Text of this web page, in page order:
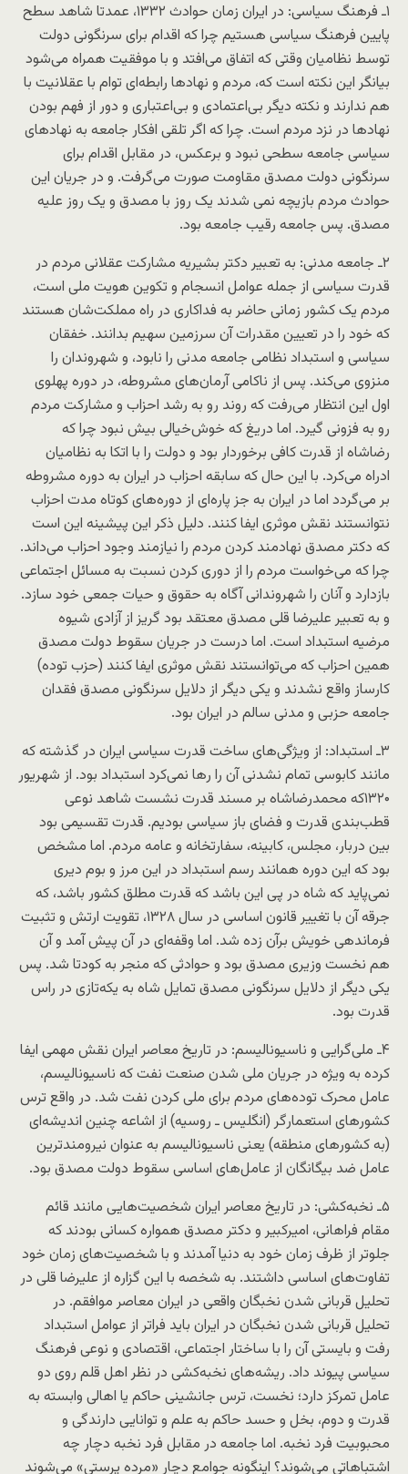
۱ـ فرهنگ سیاسی: در ایران زمان حوادث ۱۳۳۲، عمدتا شاهد سطح
پایین فرهنگ سیاسی هستیم چرا که اقدام برای سرنگونی دولت
توسط نظامیان وقتی که اتفاق می‌افتد و با موفقیت همراه می‌شود
بیانگر این نکته است که، مردم و نهادها رابطه‌ای توام با عقلانیت با
هم ندارند و نکته دیگر بی‌اعتمادی و بی‌اعتباری و دور از فهم بودن
نهادها در نزد مردم است. چرا که اگر تلقی افکار جامعه به نهادهای
سیاسی جامعه سطحی نبود و برعکس، در مقابل اقدام برای
سرنگونی دولت مصدق مقاومت صورت می‌گرفت. و در جریان این
حوادث مردم بازیچه نمی شدند یک روز با مصدق و یک روز علیه
مصدق. پس جامعه رقیب جامعه بود.
۲ـ جامعه مدنی: به تعبیر دکتر بشیریه مشارکت عقلانی مردم در
قدرت سیاسی از جمله عوامل انسجام و تکوین هویت ملی است،
مردم یک کشور زمانی حاضر به فداکاری در راه مملکت‌شان هستند
که خود را در تعیین مقدرات آن سرزمین سهیم بدانند. خفقان
سیاسی و استبداد نظامی جامعه مدنی را نابود، و شهروندان را
منزوی می‌کند. پس از ناکامی آرمان‌های مشروطه، در دوره پهلوی
اول این انتظار می‌رفت که روند رو به رشد احزاب و مشارکت مردم
رو به فزونی گیرد. اما دریغ که خوش‌خیالی بیش نبود چرا که
رضاشاه از قدرت کافی برخوردار بود و دولت را با اتکا به نظامیان
ادراه می‌کرد. با این حال که سابقه احزاب در ایران به دوره مشروطه
بر می‌گردد اما در ایران به جز پاره‌ای از دوره‌های کوتاه مدت احزاب
نتوانستند نقش موثری ایفا کنند. دلیل ذکر این پیشینه این است
که دکتر مصدق نهادمند کردن مردم را نیازمند وجود احزاب می‌داند.
چرا که می‌خواست مردم را از دوری کردن نسبت به مسائل اجتماعی
بازدارد و آنان را شهروندانی آگاه به حقوق و حیات جمعی خود سازد.
و به تعبیر علیرضا قلی مصدق معتقد بود گریز از آزادی شیوه
مرضیه استبداد است. اما درست در جریان سقوط دولت مصدق
همین احزاب که می‌توانستند نقش موثری ایفا کنند (حزب توده)
کارساز واقع نشدند و یکی دیگر از دلایل سرنگونی مصدق فقدان
جامعه حزبی و مدنی سالم در ایران بود.
۳ـ استبداد: از ویژگی‌های ساخت قدرت سیاسی ایران در گذشته که
مانند کابوسی تمام نشدنی آن را رها نمی‌کرد استبداد بود. از شهریور
۱۳۲۰که محمدرضاشاه بر مسند قدرت نشست شاهد نوعی
قطب‌بندی قدرت و فضای باز سیاسی بودیم. قدرت تقسیمی بود
بین دربار، مجلس، کابینه، سفارتخانه و عامه مردم. اما مشخص
بود که این دوره همانند رسم استبداد در این مرز و بوم دیری
نمی‌پاید که شاه در پی این باشد که قدرت مطلق کشور باشد، که
جرقه آن با تغییر قانون اساسی در سال ۱۳۲۸، تقویت ارتش و تثبیت
فرماندهی خویش برآن زده شد. اما وقفه‌ای در آن پیش آمد و آن
هم نخست وزیری مصدق بود و حوادثی که منجر به کودتا شد. پس
یکی دیگر از دلایل سرنگونی مصدق تمایل شاه به یکه‌تازی در راس
قدرت بود.
۴ـ ملی‌گرایی و ناسیونالیسم: در تاریخ معاصر ایران نقش مهمی ایفا
کرده به ویژه در جریان ملی شدن صنعت نفت که ناسیونالیسم،
عامل محرک توده‌های مردم برای ملی کردن نفت شد. در واقع ترس
کشورهای استعمارگر (انگلیس ـ روسیه) از اشاعه چنین اندیشه‌ای
(به کشورهای منطقه) یعنی ناسیونالیسم به عنوان نیرومندترین
عامل ضد بیگانگان از عامل‌های اساسی سقوط دولت مصدق بود.
۵ـ نخبه‌کشی: در تاریخ معاصر ایران شخصیت‌هایی مانند قائم
مقام فراهانی، امیرکبیر و دکتر مصدق همواره کسانی بودند که
جلوتر از ظرف زمان خود به دنیا آمدند و با شخصیت‌های زمان خود
تفاوت‌های اساسی داشتند. به شخصه با این گزاره از علیرضا قلی در
تحلیل قربانی شدن نخبگان واقعی در ایران معاصر موافقم. در
تحلیل قربانی شدن نخبگان در ایران باید فراتر از عوامل استبداد
رفت و بایستی آن را با ساختار اجتماعی، اقتصادی و نوعی فرهنگ
سیاسی پیوند داد. ریشه‌های نخبه‌کشی در نظر اهل قلم روی دو
عامل تمرکز دارد؛ نخست، ترس جانشینی حاکم یا اهالی وابسته به
قدرت و دوم، بخل و حسد حاکم به علم و توانایی دارندگی و
محبوبیت فرد نخبه. اما جامعه در مقابل فرد نخبه دچار چه
اشتباهاتی می‌شوند؟ اینگونه جوامع دچار «مرده پرستی» می‌شوند